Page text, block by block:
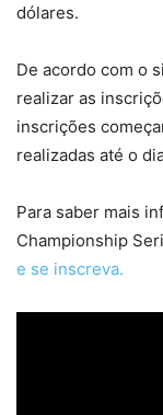
dólares.
De acordo com o
realizar as
inscrições
realizadas até o
Para saber mais
Championship
e se inscreva.